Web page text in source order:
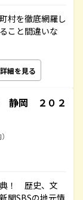
村を徹底網羅し
こと間違いな
詳細を見る
静岡 ２０２
典！ 歴史、文
聞SBSの地元情